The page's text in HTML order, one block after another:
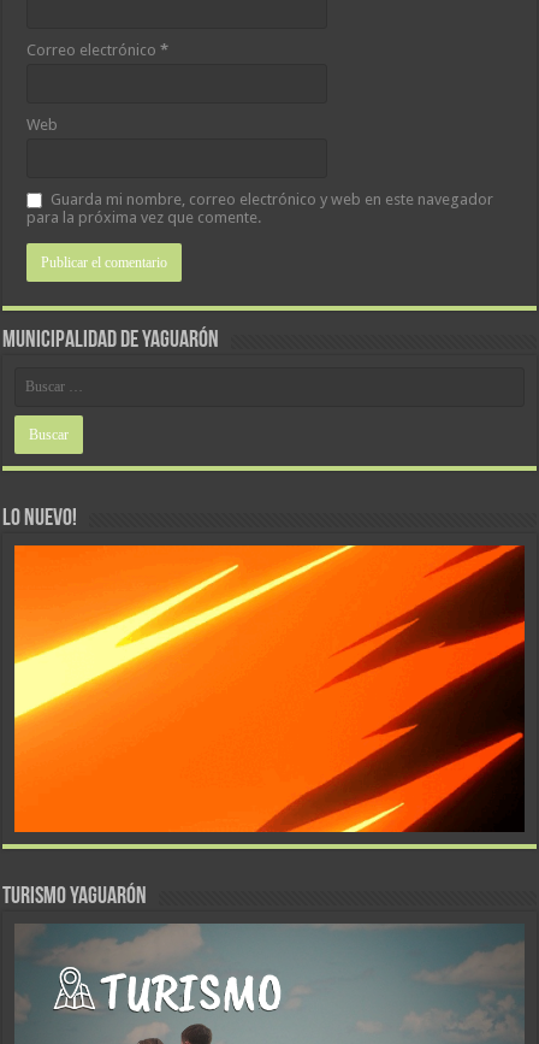
Correo electrónico*
Web
Guarda mi nombre, correo electrónico y web en este navegador
para la próxima vez que comente.
MUNICIPALIDAD DE YAGUARÓN
LO NUEVO!
TURISMO YAGUARÓN